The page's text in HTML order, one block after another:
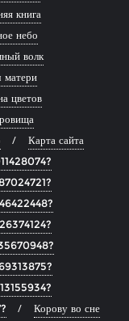
книга
небо
волк
матери
цветов
Карта сайта
Корову во сне